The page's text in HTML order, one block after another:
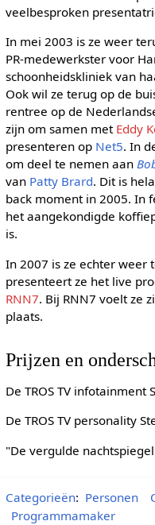
veelbesproken
In mei 2003 is ze weer
PR-medewerkster voor
schoonheidskliniek van
Ook wil ze terug op de
rentree op de
zijn om samen met Eddy
presenteren op Net5. In
om deel te nemen aan
van Patty Brard. Dit is
back moment in 2005. In
het aangekondigde
is.
In 2007 is ze echter weer
presenteert ze het live
RNN7. Bij RNN7 voelt ze
plaats.
Prijzen en
De TROS TV infotainment
De TROS TV personality
"De vergulde
Categorieën: Personen
Programmamaker